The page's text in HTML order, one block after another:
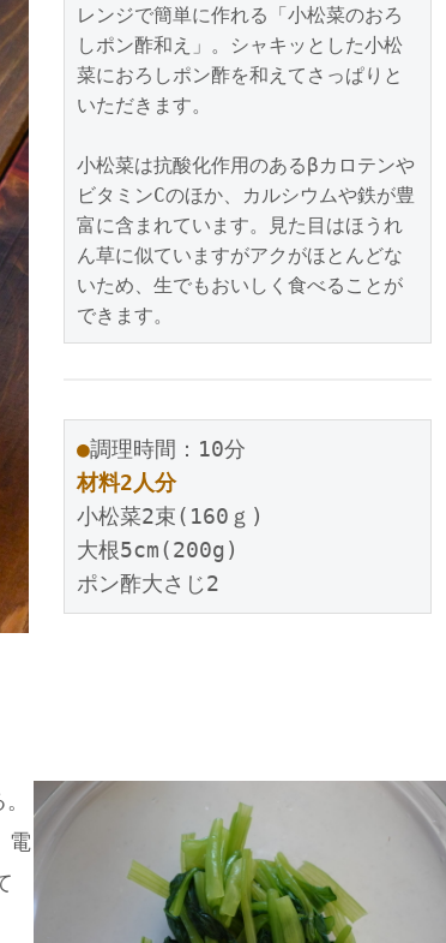
レンジで簡単に作れる「小松菜のおろ
しポン酢和え」。シャキッとした小松
菜におろしポン酢を和えてさっぱりと
いただきます。
小松菜は抗酸化作用のあるβカロテンや
ビタミンCのほか、カルシウムや鉄が豊
富に含まれています。見た目はほうれ
ん草に似ていますがアクがほとんどな
いため、生でもおいしく食べることが
できます。
●調理時間：10分
材料2人分
小松菜2束(160ｇ)
大根5cm(200g)
ポン酢大さじ2
電